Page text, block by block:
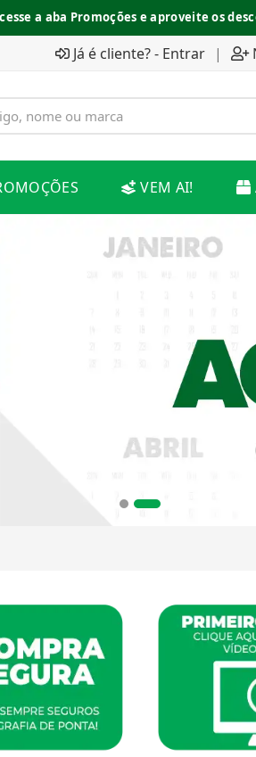
a aba Promoções e aproveite os
Já é cliente? - Entrar |
VEM AI!